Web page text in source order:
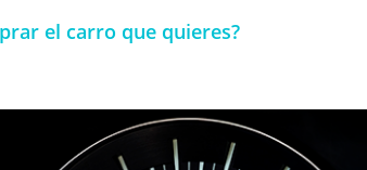
el carro que quieres?